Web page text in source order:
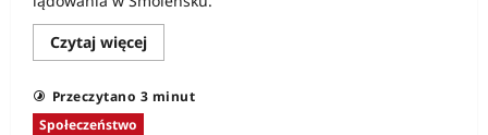
Czytaj więcejDowiedz
się
Para
Przeczytano 3 minut
Społeczeństwo